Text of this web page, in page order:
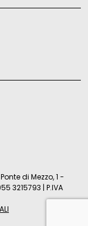
di Mezzo, 1 -
3215793 | P.IVA